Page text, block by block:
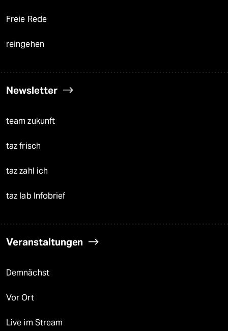
Freie Rede
reingehen
Newsletter
team zukunft
taz frisch
taz zahl ich
taz lab Infobrief
Veranstaltungen
Demnächst
Vor Ort
Live im Stream